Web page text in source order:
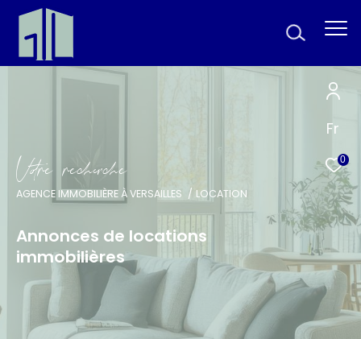
Fr
0
Vore recece
AGENCE IMMOBILIÈRE À VERSAILLES LOCATION
Annonces de locations
immobilières